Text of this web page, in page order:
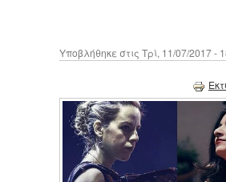
Υποβλήθηκε στις Τρί, 11/07/2017 -